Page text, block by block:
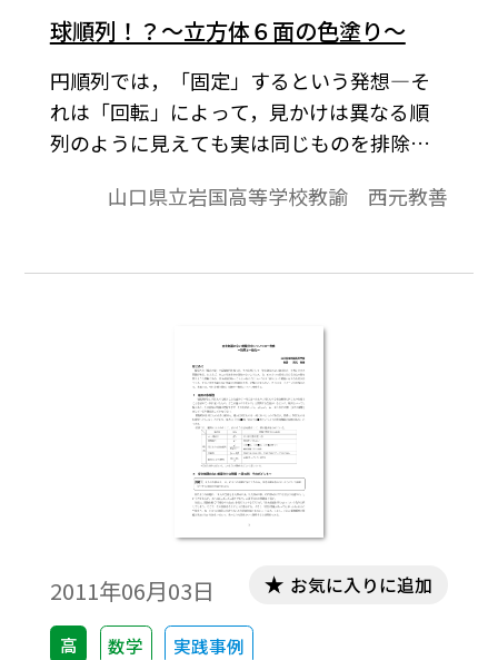
球順列！？～立方体６面の色塗り～
円順列では，「固定」するという発想―そ
れは「回転」によって，見かけは異なる順
列のように見えても実は同じものを排除す
で考えればよいからまだ扱いやすいが，こ
は生徒を混乱させる。代表的な問題は，
「立方体の色塗り問題」について，高校１
年生にとってわかりやすい説明を試みるも
のである。※文中の数式は，「Tosho数式エ
ディタ」で作成されています。ワード文書で
数式を正しく表示するためには，「Tosho数
式エディタ」が導入されていることが必要
です。無償ダウンロードはこちら→無償ダウ
ンロードのご案内
山口県立岩国高等学校教諭 西元教善
2011年06月03日
高 数学 実践事例
お気に入りに追加